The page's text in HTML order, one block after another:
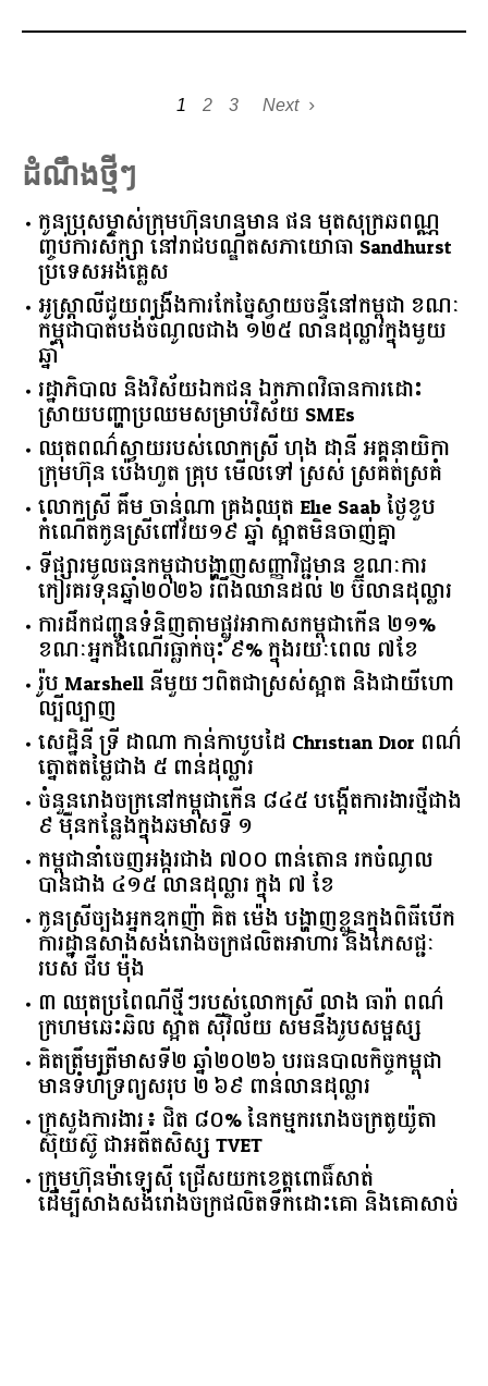
1 2 3 Next
ដំណឹងថ្មីៗ
កូនប្រុសម្ចាស់ក្រុមហ៊ុនហនុមាន ផន មុតសុក្រឆពណ្ណ
ញ្ចប់ការសិក្សា នៅរាជបណ្ឌិតសភាយោធា Sandhurst
ប្រទេសអង់គ្លេស
អូស្ត្រាលី​ជួយ​ពង្រឹង​ការ​កែច្នៃ​ស្វាយចន្ទី​នៅ​កម្ពុជា​ ​ខណៈ​
កម្ពុជា​បាត់បង់​ចំណូល​ជាង​ ​១២៥​ ​លាន​ដុល្លារ​ក្នុង​មួយ​
ឆ្នាំ​
រដ្ឋាភិបាល​ ​និង​វិស័យ​ឯកជន ​ឯកភាព​វិធានការ​ដោះ
ស្រាយ​បញ្ហា​ប្រឈម​​សម្រាប់​វិស័យ​ ​SMEs​
ឈុតពណ៌ស្វាយរបស់លោកស្រី ហុង ដានី អគ្គ​នាយិកា​
ក្រុមហ៊ុន ប៉េងហួត គ្រុប មើលទៅ ស្រស់ ស្រគត់ស្រគំ
លោកស្រី គឹម ចាន់ណា គ្រងឈុត Elie Saab ថ្ងៃខួប
កំណើតកូនស្រីពៅវ័យ១៩ ឆ្នាំ ស្អាតមិនចាញ់គ្នា
ទីផ្សារ​មូលធន​កម្ពុជា​បង្ហាញ​សញ្ញា​វិជ្ជមាន​ ​ខណៈ​ការ​
កៀរគរ​ទុន​ឆ្នាំ​២០២៦​ ​រំពឹង​ឈានដល់​ ​២​ ​ប៊ីលាន​ដុល្លារ​
ការដឹកជញ្ជូនទំនិញតាមផ្លូវអាកាសកម្ពុជាកើន ២១%
ខណៈអ្នកដំណើរធ្លាក់ចុះ ៩% ក្នុងរយៈពេល ៧ខែ
រ៉ូប Marshell នីមួយៗពិតជាស្រស់ស្អាត និងជាយីហោ
ល្បីល្បាញ
សេដ្ឋិនី ទ្រី ដាណា កាន់កាបូបដៃ Christian Dior ពណ៌
ត្នោតតម្លៃជាង ៥ ពាន់ដុល្លារ
ចំនួន​រោងចក្រ​នៅ​កម្ពុជា​កើន​ ​៨៤៥​ ​បង្កើត​ការងារ​ថ្មី​ជាង​
​៩​ ​ម៉ឺន​កន្លែង​ក្នុង​ឆមាស​ទី ​១​
កម្ពុជានាំចេញអង្ករជាង ៧០០ ពាន់តោន រកចំណូល
បានជាង ៤១៥ លានដុល្លារ ក្នុង ៧ ខែ
កូនស្រីច្បងអ្នកឧកញ៉ា គិត ម៉េង បង្ហាញខ្លួនក្នុងពិធីបើក
ការដ្ឋានសាងសង់រោងចក្រផលិតអាហារ និងភេសជ្ជៈ
របស់ ជីប ម៉ុង
៣ ឈុតប្រពៃណីថ្មីៗរបស់លោកស្រី លាង ធារ៉ា ពណ៌
ក្រហមឆេះឆិល ស្អាត ​ស៊ីវិល័យ សមនឹងរូបសម្ផស្ស
គិត​ត្រឹមត្រីមាស​ទី​២​ ​ឆ្នាំ​២០២៦​ បរធន​បាលកិច្ច​កម្ពុជា​ ​
មាន​ទំហំ​ទ្រព្យ​សរុប​ ​២.៦៩​ ​ពាន់លាន​ដុល្លារ​
ក្រសួង​ការងារ​៖ ​ជិត​ ​៨០​% ​នៃ​កម្មករ​រោងចក្រ​តូយ៉ូតា ​
ស៊ុយ​ស៊ូ ​ជា​អតីត​សិស្ស​ ​TVET​
ក្រុមហ៊ុន​ម៉ាឡេស៊ី ជ្រើសយកខេត្ដពោធិ៍សាត់
ដើម្បីសាងសង់រោងចក្រផលិតទឹកដោះគោ និងគោសាច់